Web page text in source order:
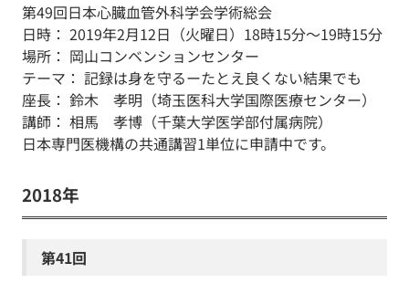
第49回日本心臓血管外科学会学術総会
日時： 2019年2月12日（火曜日）18時15分～19時15分
場所： 岡山コンベンションセンター
テーマ： 記録は身を守るーたとえ良くない結果でも
座長： 鈴木 孝明（埼玉医科大学国際医療センター）
講師： 相馬 孝博（千葉大学医学部付属病院）
日本専門医機構の共通講習1単位に申請中です。
2018年
第41回